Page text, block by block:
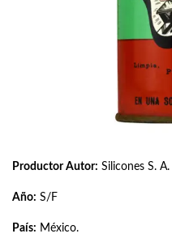
Productor Autor: Silicones S. A.
Año: S/F
País: México.